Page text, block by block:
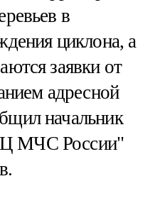
в
циклона, а
заявки от
адресной
начальник
МЧС России"